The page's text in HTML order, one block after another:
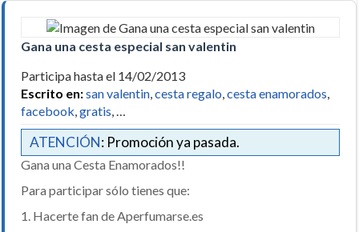
Gana una cesta especial san valentin
Participa hasta el 14/02/2013
Escrito en:san valentin cesta regalo cesta enamorados
facebook gratis
ATENCIÓN: Promoción ya pasada.
Gana una Cesta Enamorados!!
Para participar sólo tienes que:
1. Hacerte fan de Aperfumarse.es